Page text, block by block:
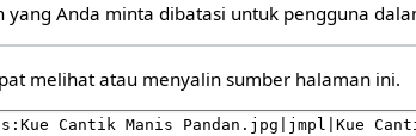
yang Anda minta dibatasi untuk pengguna
melihat atau menyalin sumber halaman ini.